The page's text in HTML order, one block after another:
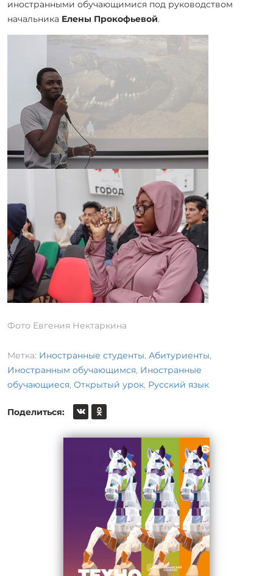
иностранными обучающимися под руководством
начальника Елены Прокофьевой.
Фото Евгения Нектаркина
Метка: Иностранные студенты, Абитуриенты,
Иностранным обучающимся, Иностранные
обучающиеся, Открытый урок, Русский язык
Поделиться: